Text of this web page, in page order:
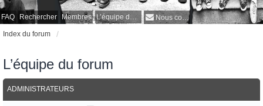
FAQ Rechercher Membres L’équipe du forum Nous contacter
Index du forum
L’équipe du forum
ADMINISTRATEURS